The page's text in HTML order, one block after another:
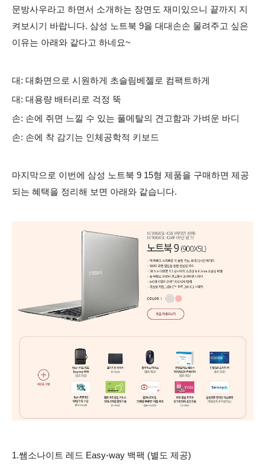
문방사우라고 하면서 소개하는 장면도 재미있으니 끝까지 지
켜보시기 바랍니다. 삼성 노트북 9을 대대손손 물려주고 싶은
이유는 아래와 같다고 하네요~
대: 대화면으로 시원하게 초슬림베젤로 컴팩트하게
대: 대용량 배터리로 걱정 뚝
손: 손에 쥐면 느낄 수 있는 풀메탈의 견고함과 가벼운 바디
손: 손에 착 감기는 인체공학적 키보드
마지막으로 이번에 삼성 노트북 9 15형 제품을 구매하면 제공
되는 혜택을 정리해 보면 아래와 같습니다.
1.쌤소나이트 레드 Easy-way 백팩 (별도 제공)